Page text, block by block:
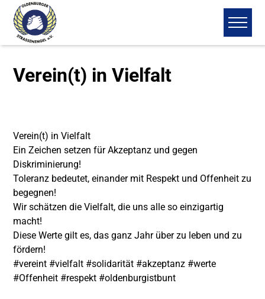
Verein(t) in Vielfalt
Verein(t) in Vielfalt
Ein Zeichen setzen für Akzeptanz und gegen
Diskriminierung!
Toleranz bedeutet, einander mit Respekt und Offenheit zu
begegnen!
Wir schätzen die Vielfalt, die uns alle so einzigartig
macht!
Diese Werte gilt es, das ganz Jahr über zu leben und zu
fördern!
#vereint #vielfalt #solidarität #akzeptanz #werte
#Offenheit #respekt #oldenburgistbunt